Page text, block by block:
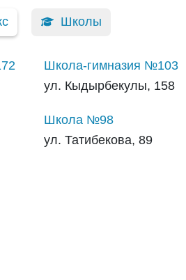
Школы
Школа-гимназия №103
ул. Кыдырбекулы, 158
Школа №98
ул. Татибекова, 89